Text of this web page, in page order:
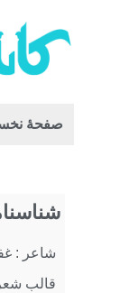
صفحۀ
شاعر :
قالب